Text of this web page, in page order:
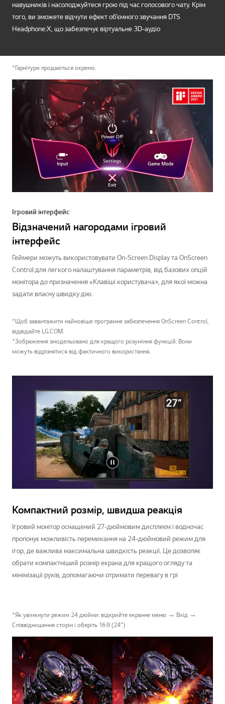
навушників і насолоджуйтеся грою під час голосового чату. Крім
того, ви зможете відчути ефект об’ємного звучання DTS
Headphone:X, що забезпечує віртуальне 3D-аудіо
*Гарнітури продаються окремо.
Ігровий інтерфейс
Відзначений нагородами ігровий
інтерфейс
Геймери можуть використовувати On-Screen Display та OnScreen
Control для легкого налаштування параметрів, від базових опцій
монітора до призначення «Клавіші користувача», для якої можна
задати власну швидку дію.
*Щоб завантажити найновіше програмне забезпечення OnScreen Control,
відвідайте LG.COM.
*Зображення змодельовано для кращого розуміння функцій. Вони
можуть відрізнятися від фактичного використання.
Компактний розмір, швидша реакція
Ігровий монітор оснащений 27-дюймовим дисплеєм і водночас
пропонує можливість перемикання на 24-дюймовий режим для
ігор, де важлива максимальна швидкість реакції. Це дозволяє
обрати компактніший розмір екрана для кращого огляду та
мінімізації рухів, допомагаючи отримати перевагу в грі
*Як увімкнути режим 24 дюйми: відкрийте екранне меню → Вхід →
Співвідношення сторін і оберіть 16:9 (24")